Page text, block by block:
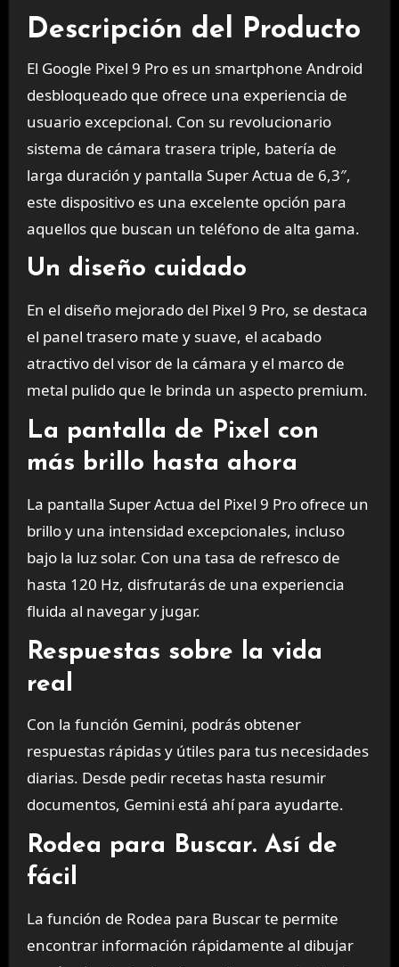
Descripción del Producto
El Google Pixel 9 Pro es un smartphone Android
desbloqueado que ofrece una experiencia de
usuario excepcional. Con su revolucionario
sistema de cámara trasera triple, batería de
larga duración y pantalla Super Actua de 6,3″,
este dispositivo es una excelente opción para
aquellos que buscan un teléfono de alta gama.
Un diseño cuidado
En el diseño mejorado del Pixel 9 Pro, se destaca
el panel trasero mate y suave, el acabado
atractivo del visor de la cámara y el marco de
metal pulido que le brinda un aspecto premium.
La pantalla de Pixel con
más brillo hasta ahora
La pantalla Super Actua del Pixel 9 Pro ofrece un
brillo y una intensidad excepcionales, incluso
bajo la luz solar. Con una tasa de refresco de
hasta 120 Hz, disfrutarás de una experiencia
fluida al navegar y jugar.
Respuestas sobre la vida
real
Con la función Gemini, podrás obtener
respuestas rápidas y útiles para tus necesidades
diarias. Desde pedir recetas hasta resumir
documentos, Gemini está ahí para ayudarte.
Rodea para Buscar. Así de
fácil
La función de Rodea para Buscar te permite
encontrar información rápidamente al dibujar